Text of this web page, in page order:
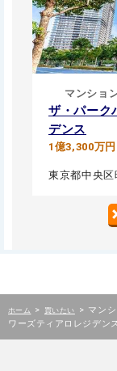
マンショ
ザ・パーク
デンス
1億3,300万円
東京都中央区
ホーム > 買いたい > マン
ワーズティアロレジデン